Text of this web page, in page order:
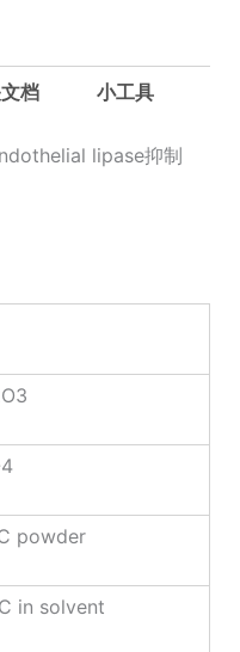
档 小工具
lipase抑制
powder
in solvent